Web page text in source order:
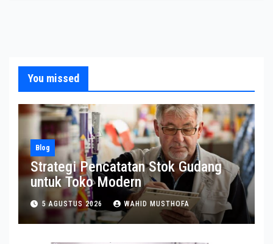
You missed
Blog
Strategi Pencatatan Stok Gudang
untuk Toko Modern
5 AGUSTUS 2026 WAHID MUSTHOFA